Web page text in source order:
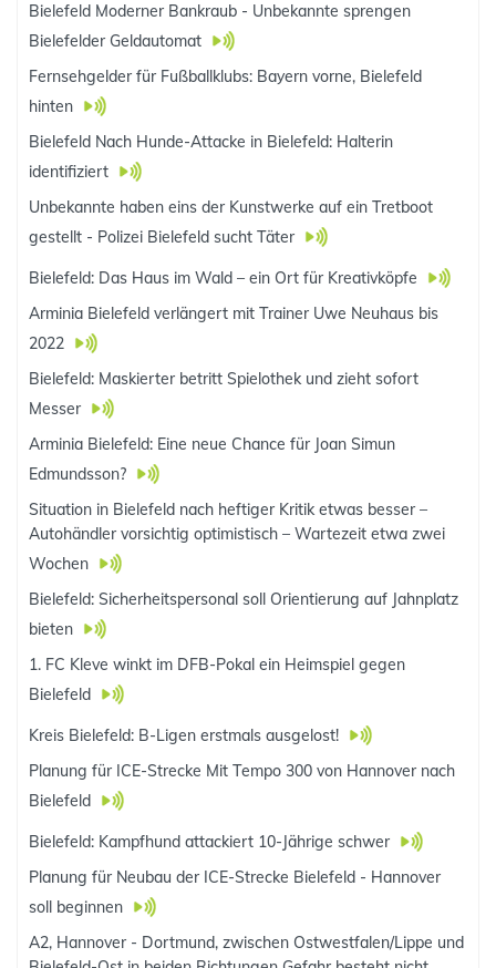
Bielefeld Moderner Bankraub - Unbekannte sprengen
Bielefelder Geldautomat
Fernsehgelder für Fußballklubs: Bayern vorne, Bielefeld
hinten
Bielefeld Nach Hunde-Attacke in Bielefeld: Halterin
identifiziert
Unbekannte haben eins der Kunstwerke auf ein Tretboot
gestellt - Polizei Bielefeld sucht Täter
Bielefeld: Das Haus im Wald – ein Ort für Kreativköpfe
Arminia Bielefeld verlängert mit Trainer Uwe Neuhaus bis
2022
Bielefeld: Maskierter betritt Spielothek und zieht sofort
Messer
Arminia Bielefeld: Eine neue Chance für Joan Simun
Edmundsson?
Situation in Bielefeld nach heftiger Kritik etwas besser –
Autohändler vorsichtig optimistisch – Wartezeit etwa zwei
Wochen
Bielefeld: Sicherheitspersonal soll Orientierung auf Jahnplatz
bieten
1. FC Kleve winkt im DFB-Pokal ein Heimspiel gegen
Bielefeld
Kreis Bielefeld: B-Ligen erstmals ausgelost!
Planung für ICE-Strecke Mit Tempo 300 von Hannover nach
Bielefeld
Bielefeld: Kampfhund attackiert 10-Jährige schwer
Planung für Neubau der ICE-Strecke Bielefeld - Hannover
soll beginnen
A2, Hannover - Dortmund, zwischen Ostwestfalen/Lippe und